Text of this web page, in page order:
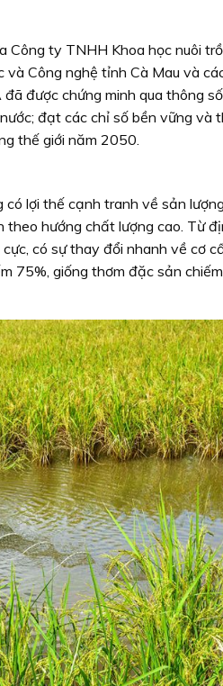
Công ty TNHH Khoa học nuôi
Công nghệ tỉnh Cà Mau và
được chứng minh qua thông
đạt các chỉ số bền vững và
thế giới năm 2050.
lợi thế cạnh tranh về sản
hướng chất lượng cao. Từ
có sự thay đổi nhanh về cơ
75%, giống thơm đặc sản